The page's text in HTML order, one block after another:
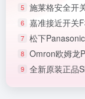
5 施莱格安全开
6 嘉准接近开关
7 松下
8 Omron欧姆龙
9 全新原装正品